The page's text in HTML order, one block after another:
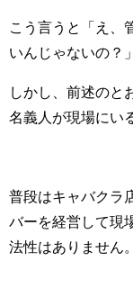
こう言うと「え、
いんじゃないの？
しかし、前述のと
名義人が現場にい
普段はキャバクラ
バーを経営して現
法性はありません。